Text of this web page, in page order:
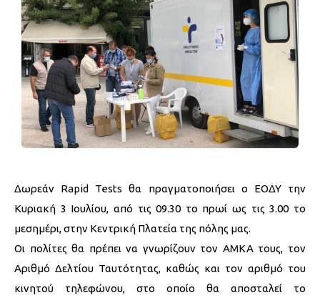
Δωρεάν Rapid Tests θα πραγματοποιήσει ο ΕΟΔΥ την
Κυριακή 3 Ιουλίου, από τις 09.30 το πρωί ως τις 3.00 το
μεσημέρι, στην Κεντρική Πλατεία της πόλης μας.
Οι πολίτες θα πρέπει να γνωρίζουν τον ΑΜΚΑ τους, τον
Αριθμό Δελτίου Ταυτότητας, καθώς και τον αριθμό του
κινητού τηλεφώνου, στο οποίο θα αποσταλεί το